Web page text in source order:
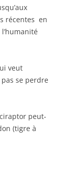
récentes en
veut
se perdre
peut-
(tigre à